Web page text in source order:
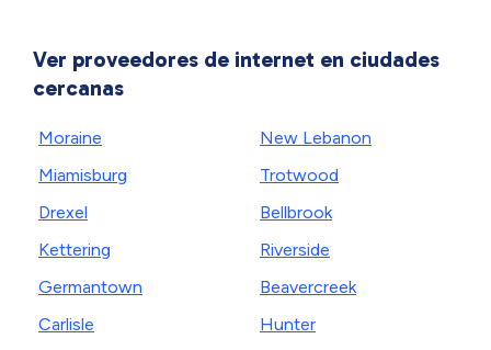
Ver proveedores de internet en ciudades
cercanas
Moraine
Miamisburg
Drexel
Kettering
Germantown
Carlisle
New Lebanon
Trotwood
Bellbrook
Riverside
Beavercreek
Hunter